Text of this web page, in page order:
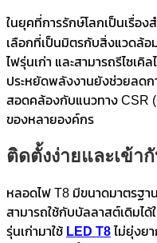
ในยุคที่การรักษ์โลกเป็นเรื่อง
เลือกที่เป็นมิตรกับสิ่งแวดล้อ
ไฟรุ่นเก่า และสามารถรีไซเ
ประหยัดพลังงานยังช่วยลดก
สอดคล้องกับแนวทาง CSR
ของหลายองค์กร
ติดตั้งง่ายและเข้า
หลอดไฟ T8 มีขนาดมาตรฐา
สามารถใช้กับบัลลาสต์เดิมไ
รุ่นเก่ามาใช้ LED T8 ไม่ยุ่งย